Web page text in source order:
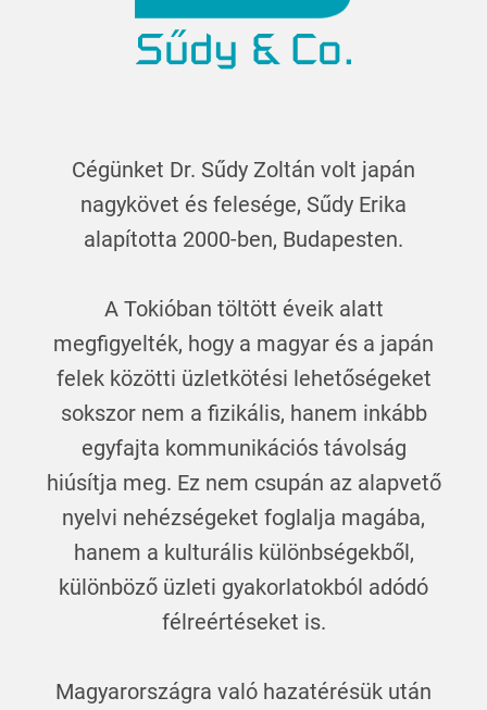
Cégünket Dr. Sűdy Zoltán volt japán
nagykövet és felesége, Sűdy Erika
alapította 2000-ben, Budapesten.
A Tokióban töltött éveik alatt
megfigyelték, hogy a magyar és a japán
felek közötti üzletkötési lehetőségeket
sokszor nem a fizikális, hanem inkább
egyfajta kommunikációs távolság
hiúsítja meg. Ez nem csupán az alapvető
nyelvi nehézségeket foglalja magába,
hanem a kulturális különbségekből,
különböző üzleti gyakorlatokból adódó
félreértéseket is.
Magyarországra való hazatérésük után